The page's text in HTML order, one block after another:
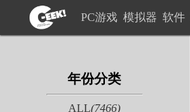
PC游戏 模拟器 软件
年份分类
ALL(7466)